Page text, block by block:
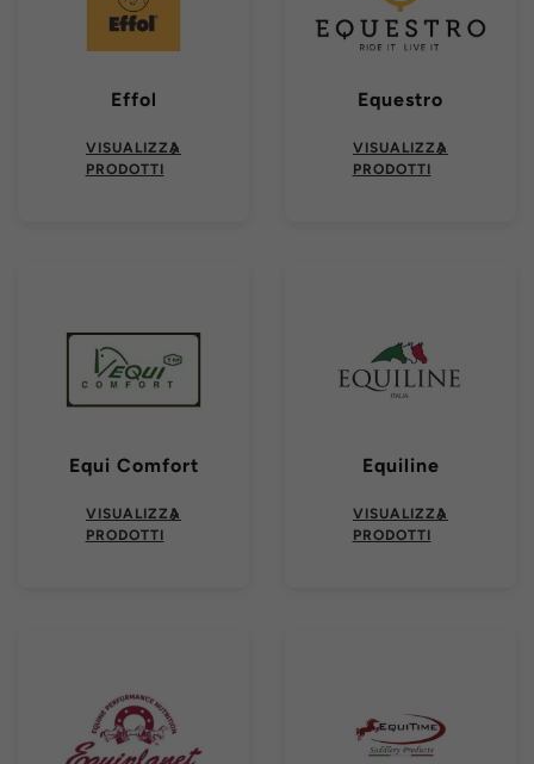
Effol
VISUALIZZA
PRODOTTI
Equestro
VISUALIZZA
PRODOTTI
Equi Comfort
VISUALIZZA
PRODOTTI
Equiline
VISUALIZZA
PRODOTTI